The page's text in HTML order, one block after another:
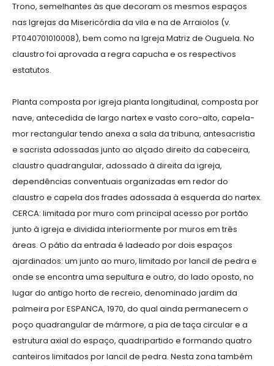
Trono, semelhantes às que decoram os mesmos espaços
nas Igrejas da Misericórdia da vila e na de Arraiolos (v.
PT040701010008), bem como na Igreja Matriz de Ouguela. No
claustro foi aprovada a regra capucha e os respectivos
estatutos.
Planta composta por igreja planta longitudinal, composta por
nave, antecedida de largo nartex e vasto coro-alto, capela-
mor rectangular tendo anexa a sala da tribuna, antesacristia
e sacrista adossadas junto ao alçado direito da cabeceira,
claustro quadrangular, adossado à direita da igreja,
dependências conventuais organizadas em redor do
claustro e capela dos frades adossada à esquerda do nartex.
CERCA: limitada por muro com principal acesso por portão
junto à igreja e dividida interiormente por muros em três
áreas. O pátio da entrada é ladeado por dois espaços
ajardinados: um junto ao muro, limitado por lancil de pedra e
onde se encontra uma sepultura e outro, do lado oposto, no
lugar do antigo horto de recreio, denominado jardim da
palmeira por ESPANCA, 1970, do qual ainda permanecem o
poço quadrangular de mármore, a pia de taça circular e a
estrutura axial do espaço, quadripartido e formando quatro
canteiros limitados por lancil de pedra. Nesta zona também